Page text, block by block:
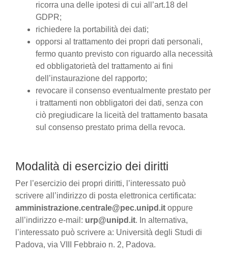
ricorra una delle ipotesi di cui all’art.18 del
GDPR;
richiedere la portabilità dei dati;
opporsi al trattamento dei propri dati personali,
fermo quanto previsto con riguardo alla necessità
ed obbligatorietà del trattamento ai fini
dell’instaurazione del rapporto;
revocare il consenso eventualmente prestato per
i trattamenti non obbligatori dei dati, senza con
ciò pregiudicare la liceità del trattamento basata
sul consenso prestato prima della revoca.
Modalità di esercizio dei diritti
Per l’esercizio dei propri diritti, l’interessato può
scrivere all’indirizzo di posta elettronica certificata:
amministrazione.centrale@pec.unipd.it oppure
all’indirizzo e-mail: urp@unipd.it. In alternativa,
l’interessato può scrivere a: Università degli Studi di
Padova, via VIII Febbraio n. 2, Padova.